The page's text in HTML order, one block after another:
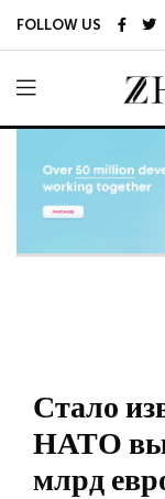
FOLLOW US
Стало
НАТО
млрд